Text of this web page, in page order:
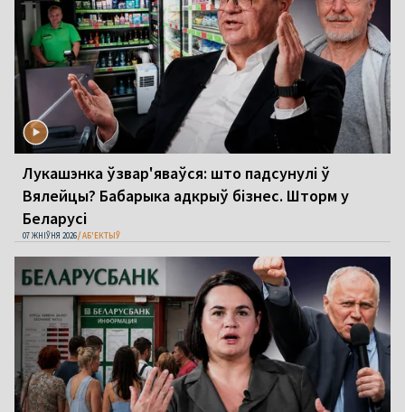
Лукашэнка ўзвар'яваўся: што падсунулі ў
Вялейцы? Бабарыка адкрыў бізнес. Шторм у
Беларусі
07 ЖНІЎНЯ 2026 АБ'ЕКТЫЎ